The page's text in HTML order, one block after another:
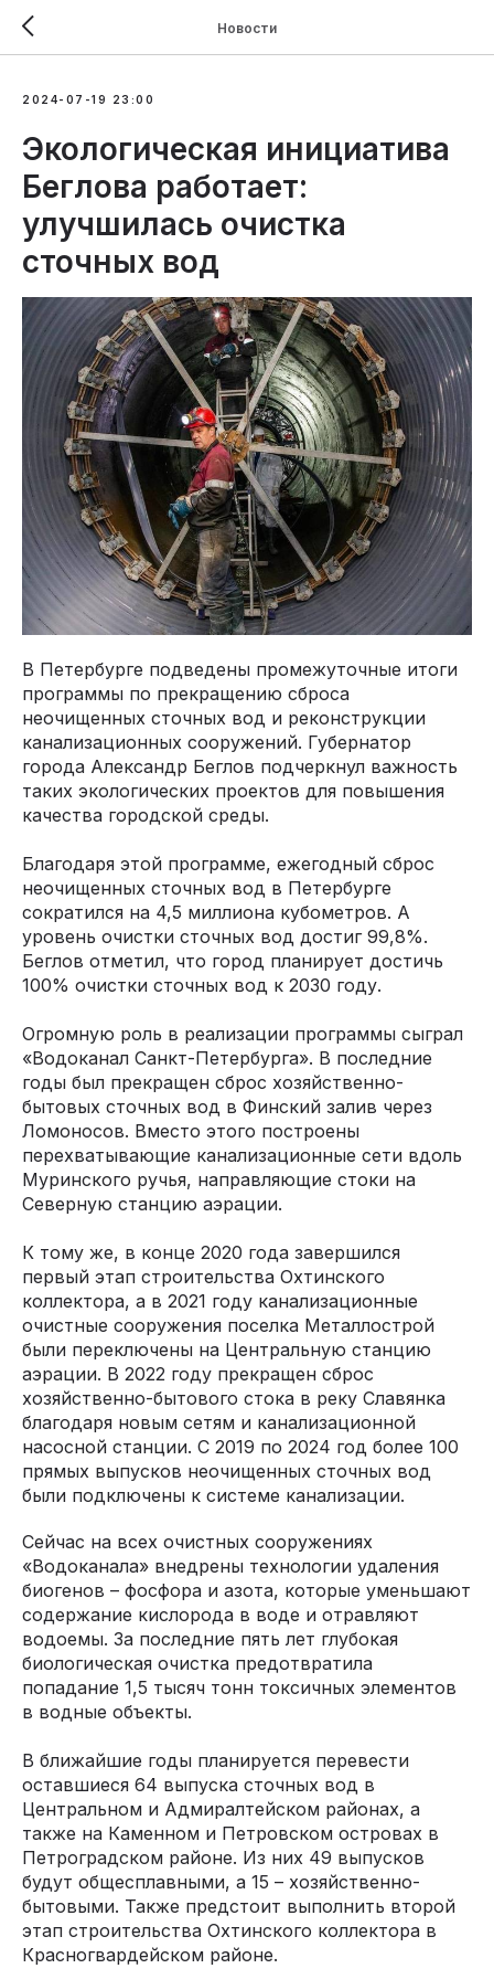
Новости
2024-07-19 23:00
Экологическая инициатива
Беглова работает:
улучшилась очистка
сточных вод
В Петербурге подведены промежуточные итоги
программы по прекращению сброса
неочищенных сточных вод и реконструкции
канализационных сооружений. Губернатор
города Александр Беглов подчеркнул важность
таких экологических проектов для повышения
качества городской среды.
Благодаря этой программе, ежегодный сброс
неочищенных сточных вод в Петербурге
сократился на 4,5 миллиона кубометров. А
уровень очистки сточных вод достиг 99,8%.
Беглов отметил, что город планирует достичь
100% очистки сточных вод к 2030 году.
Огромную роль в реализации программы сыграл
«Водоканал Санкт-Петербурга». В последние
годы был прекращен сброс хозяйственно-
бытовых сточных вод в Финский залив через
Ломоносов. Вместо этого построены
перехватывающие канализационные сети вдоль
Муринского ручья, направляющие стоки на
Северную станцию аэрации.
К тому же, в конце 2020 года завершился
первый этап строительства Охтинского
коллектора, а в 2021 году канализационные
очистные сооружения поселка Металлострой
были переключены на Центральную станцию
аэрации. В 2022 году прекращен сброс
хозяйственно-бытового стока в реку Славянка
благодаря новым сетям и канализационной
насосной станции. С 2019 по 2024 год более 100
прямых выпусков неочищенных сточных вод
были подключены к системе канализации.
Сейчас на всех очистных сооружениях
«Водоканала» внедрены технологии удаления
биогенов – фосфора и азота, которые уменьшают
содержание кислорода в воде и отравляют
водоемы. За последние пять лет глубокая
биологическая очистка предотвратила
попадание 1,5 тысяч тонн токсичных элементов
в водные объекты.
В ближайшие годы планируется перевести
оставшиеся 64 выпуска сточных вод в
Центральном и Адмиралтейском районах, а
также на Каменном и Петровском островах в
Петроградском районе. Из них 49 выпусков
будут общесплавными, а 15 – хозяйственно-
бытовыми. Также предстоит выполнить второй
этап строительства Охтинского коллектора в
Красногвардейском районе.